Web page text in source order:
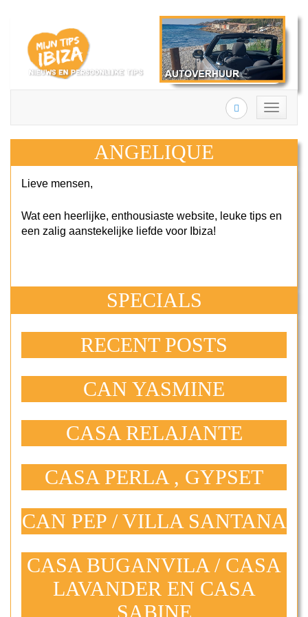
Toggle
navigation
Search
ANGELIQUE
Lieve mensen,
Wat een heerlijke, enthousiaste website, leuke tips en
een zalig aanstekelijke liefde voor Ibiza!
SPECIALS
RECENT POSTS
CAN YASMINE
CASA RELAJANTE
CASA PERLA , GYPSET
CAN PEP / VILLA SANTANA
CASA BUGANVILA / CASA
LAVANDER EN CASA
SABINE